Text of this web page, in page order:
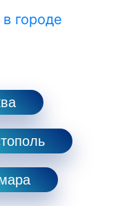
городе